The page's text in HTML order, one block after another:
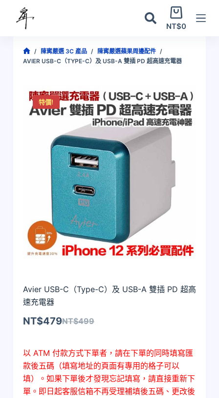
購
物
NT$0
/ 陳寗嚴選 3C 產品 / 陳寗嚴選蘋果周邊配件 /
AVIER USB-C（TYPE-C）及 USB-A 雙插 PD 超高速充電器
特價!
Avier USB-C（Type-C）及 USB-A 雙插 PD 超高
速充電器
NT$499
NT$479
以 ATM 付款方式下單者，請在下單的同時填寫匯
款後五碼（填寫地址的頁面有專用的格子可以
填）。如果下單後才發現忘記填寫，請直接重新下
單。即日起客服信箱不再受理補填後五碼、更改後